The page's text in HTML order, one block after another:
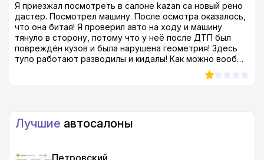
Я приезжал посмотреть в салоне kazan ca новый рено
дастер. Посмотрел машину. После осмотра оказалось,
что она битая! Я проверил авто на ходу и машину
тянуло в сторону, потому что у неё после ДТП был
повреждён кузов и была нарушена геометрия! Здесь
тупо работают разводилы и кидалы! Как можно вообще
продавать такой тотал?! Я был просто в шоке! даже в
Лучшие автосалоны